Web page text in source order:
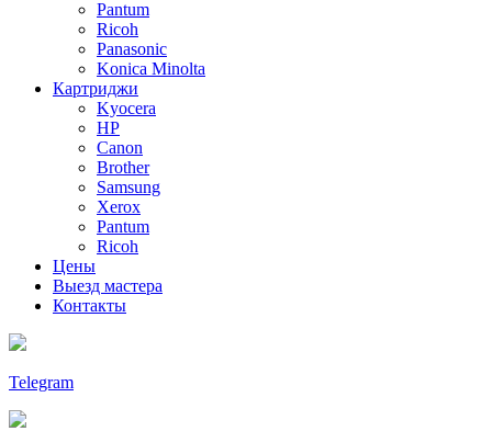
Pantum
Ricoh
Panasonic
Konica Minolta
Картриджи
Kyocera
HP
Canon
Brother
Samsung
Xerox
Pantum
Ricoh
Цены
Выезд мастера
Контакты
Telegram